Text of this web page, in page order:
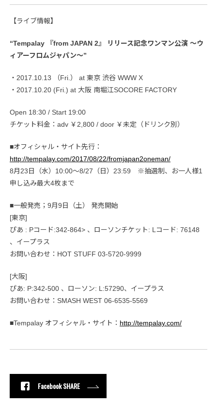
【ライブ情報】
“Tempalay 『from JAPAN 2』 リリース記念ワンマン公演 〜ウ
ィアーフロムジャパン〜”
・2017.10.13 （Fri.） at 東京 渋谷 WWW X
・2017.10.20 (Fri.) at 大阪 南堀江SOCORE FACTORY
Open 18:30 / Start 19:00
チケット料金：adv ￥2,800 / door ￥未定（ドリンク別）
■オフィシャル・サイト先行：
http://tempalay.com/2017/08/22/fromjapan2oneman/
8月23日（水）10:00〜8/27（日）23:59 ※抽選制、お一人様1
申し込み最大4枚まで
■一般発売；9月9日（土） 発売開始
[東京]
ぴあ : Pコード:342-864> 、ローソンチケット: Lコード: 76148
、イープラス
お問い合わせ：HOT STUFF 03-5720-9999
[大阪]
ぴあ: P:342-500 、ローソン: L:57290、イープラス
お問い合わせ：SMASH WEST 06-6535-5569
■Tempalay オフィシャル・サイト： http://tempalay.com/
Facebook SHARE